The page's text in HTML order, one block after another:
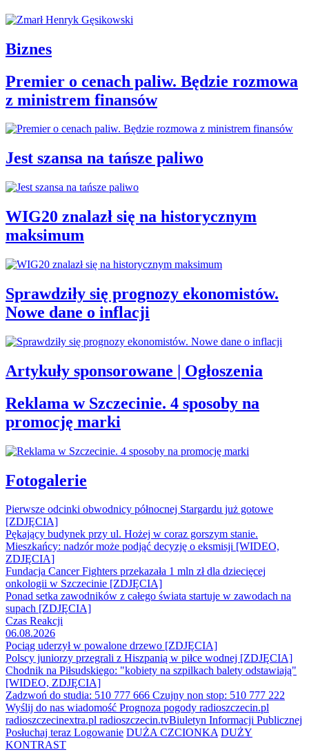
Biznes
Premier o cenach paliw. Będzie rozmowa
z ministrem finansów
Jest szansa na tańsze paliwo
WIG20 znalazł się na historycznym
maksimum
Sprawdziły się prognozy ekonomistów.
Nowe dane o inflacji
Artykuły sponsorowane | Ogłoszenia
Reklama w Szczecinie. 4 sposoby na
promocję marki
Fotogalerie
Pierwsze odcinki obwodnicy północnej Stargardu już gotowe
[ZDJĘCIA]
Pękający budynek przy ul. Hożej w coraz gorszym stanie.
Mieszkańcy: nadzór może podjąć decyzję o eksmisji [WIDEO,
ZDJĘCIA]
Fundacja Cancer Fighters przekazała 1 mln zł dla dziecięcej
onkologii w Szczecinie [ZDJĘCIA]
Ponad setka zawodników z całego świata startuje w zawodach na
supach [ZDJĘCIA]
Czas Reakcji
06.08.2026
Pociąg uderzył w powalone drzewo [ZDJĘCIA]
Polscy juniorzy przegrali z Hiszpanią w piłce wodnej [ZDJĘCIA]
Chodnik na Piłsudskiego: "kobiety na szpilkach balety odstawiają"
[WIDEO, ZDJĘCIA]
Zadzwoń do studia: 510 777 666 Czujny non stop: 510 777 222
Wyślij do nas wiadomość Prognoza pogody radioszczecin.pl
radioszczecinextra.pl radioszczecin.tvBiuletyn Informacji Publicznej
Posłuchaj teraz Logowanie DUŻA CZCIONKA DUŻY
KONTRAST